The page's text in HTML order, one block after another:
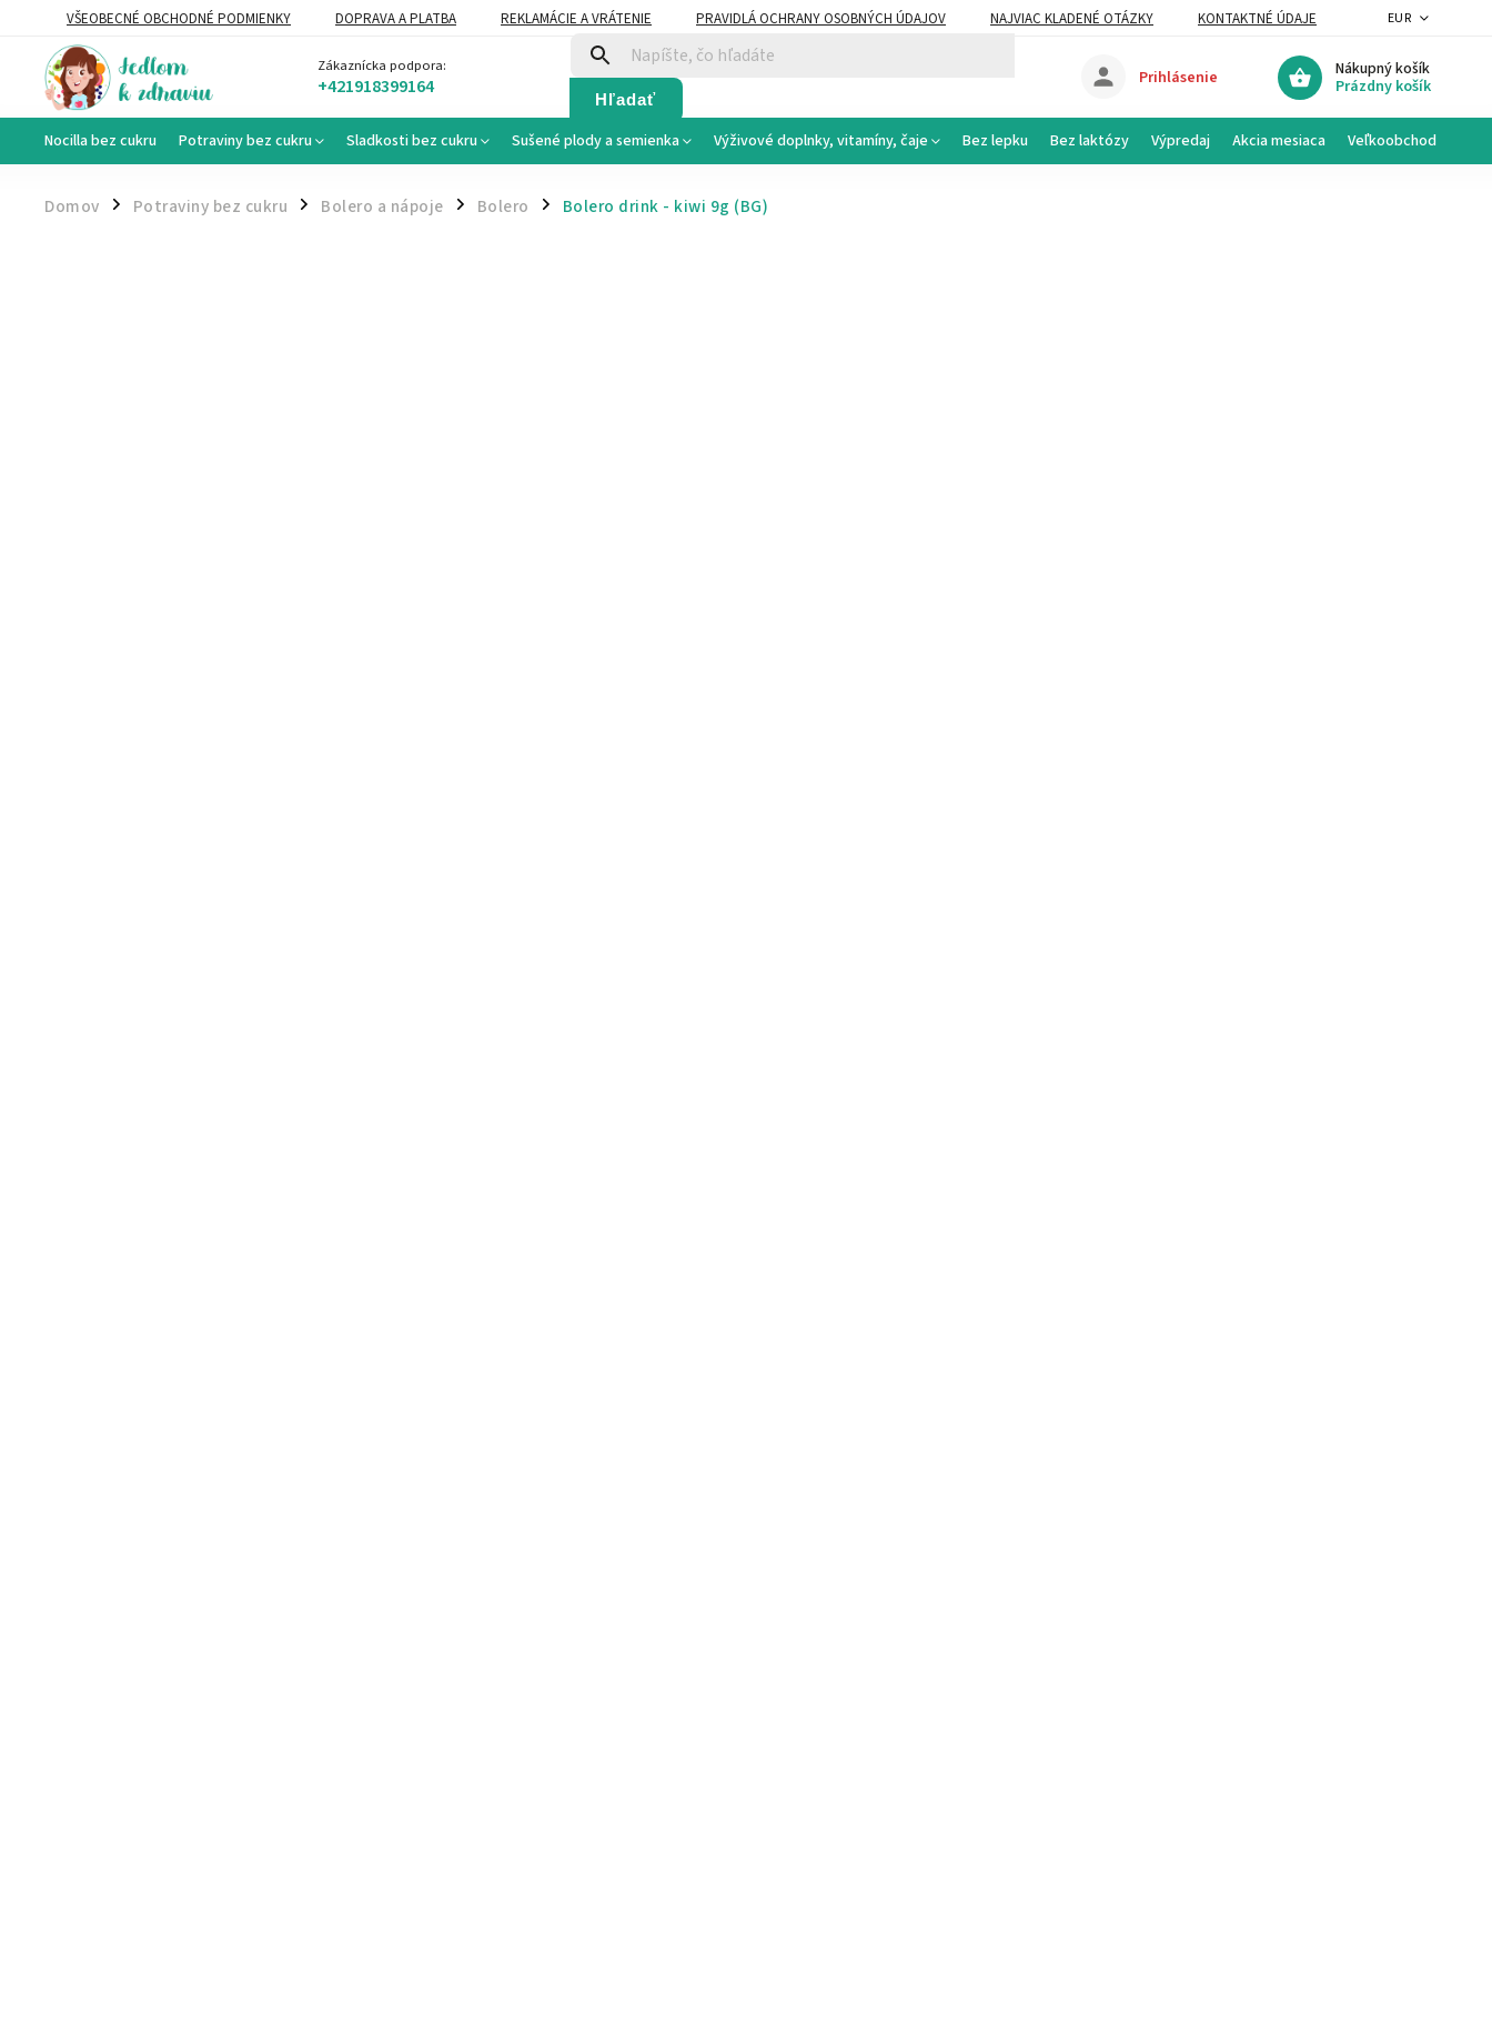
VŠEOBECNÉ OBCHODNÉ PODMIENKY DOPRAVA A PLATBA REKLAMÁCIE A VRÁTENIE PRAVIDLÁ OCHRANY OSOBNÝCH ÚDAJOV NAJVIAC KLADENÉ OTÁZKY
KONTAKTNÉ ÚDAJE
VEĽKOOBCHOD
EUR
Zákaznícka podpora:
+421918399164 Hľadať
Nákupný košík
Prázdny košík
Prihlásenie
Nocilla bez cukru Potraviny bez cukru Sladkosti bez cukru Sušené plody a semienka Výživové doplnky, vitamíny, čaje Bez lepku Bez laktózy Výpredaj Akcia mesiaca Veľkoobchod
Domov / Potraviny bez cukru / Bolero a nápoje / Bolero / Bolero drink - kiwi 9g (BG)